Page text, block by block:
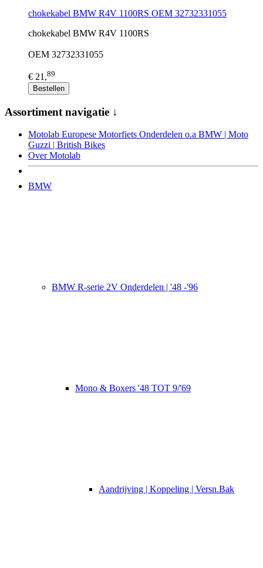
chokekabel BMW R4V 1100RS OEM 32732331055
chokekabel BMW R4V 1100RS
OEM 32732331055
€ 21,89
Bestellen
Assortiment navigatie ↓
Motolab Europese Motorfiets Onderdelen o.a BMW | Moto
Guzzi | British Bikes
Over Motolab
BMW
BMW R-serie 2V Onderdelen | '48 -'96
Mono & Boxers '48 TOT 9/'69
Aandrijving | Koppeling | Versn.Bak